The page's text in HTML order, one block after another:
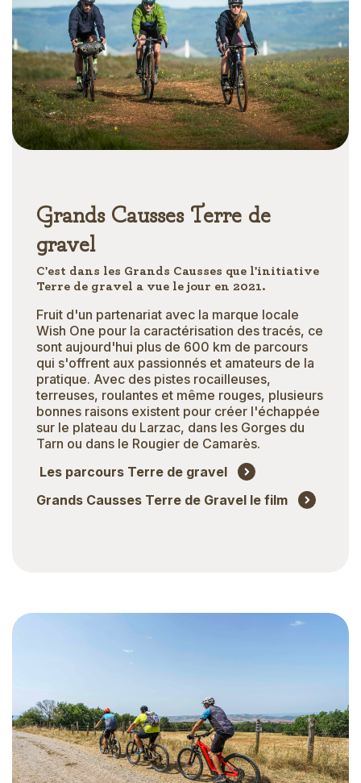
Grands Causses Terre de
gravel
C'est dans les Grands Causses que l'initiative
Terre de gravel a vue le jour en 2021.
Fruit d'un partenariat avec la marque locale
Wish One pour la caractérisation des tracés, ce
sont aujourd'hui plus de 600 km de parcours
qui s'offrent aux passionnés et amateurs de la
pratique. Avec des pistes rocailleuses,
terreuses, roulantes et même rouges, plusieurs
bonnes raisons existent pour créer l'échappée
sur le plateau du Larzac, dans les Gorges du
Tarn ou dans le Rougier de Camarès.
Les parcours Terre de gravel
Grands Causses Terre de Gravel le film